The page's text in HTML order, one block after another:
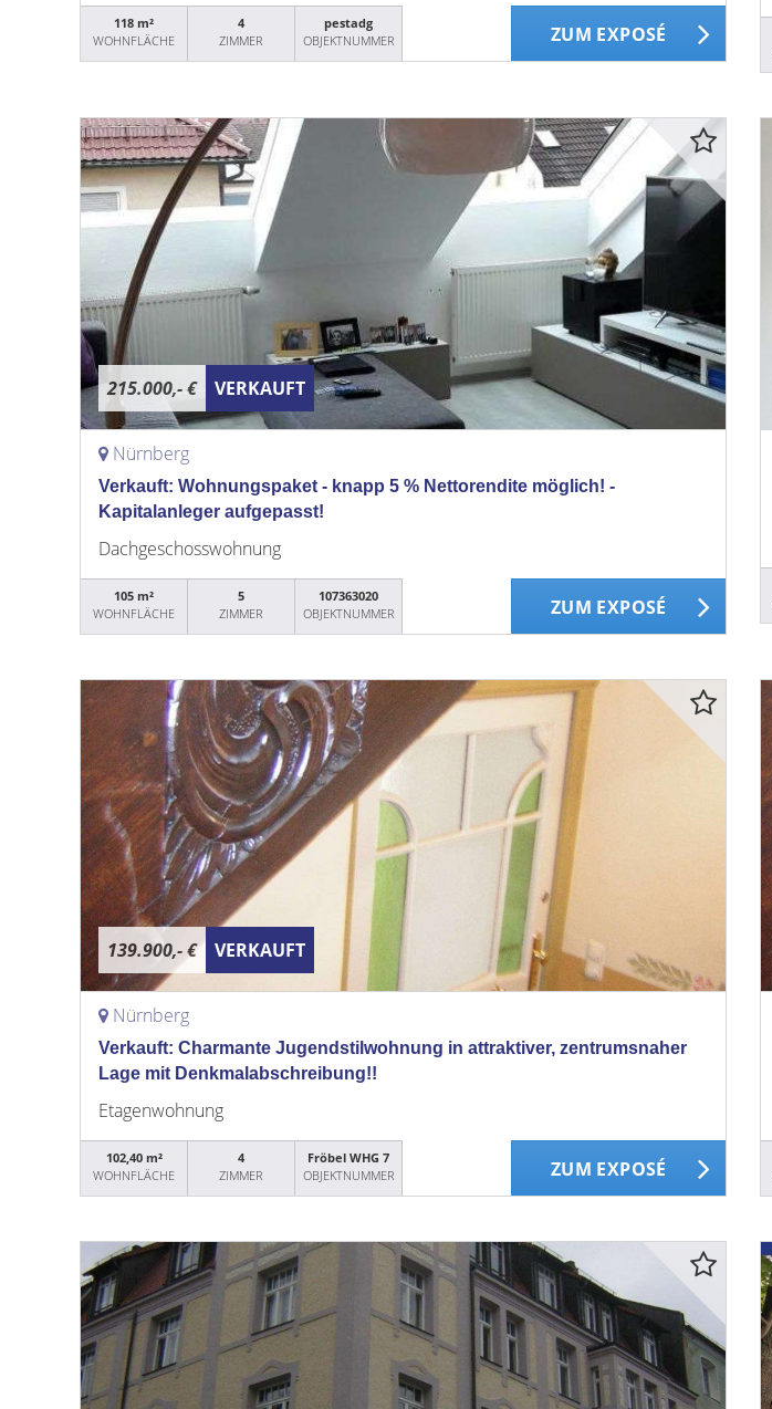
118 m²
WOHNFLÄCHE
4
ZIMMER
pestadg
OBJEKTNUMMER
ZUM EXPOSÉ
215.000,- € VERKAUFT
Nürnberg
Verkauft: Wohnungspaket - knapp 5 % Nettorendite möglich! -
Kapitalanleger aufgepasst!
Dachgeschosswohnung
105 m²
WOHNFLÄCHE
5
ZIMMER
107363020
OBJEKTNUMMER
ZUM EXPOSÉ
139.900,- € VERKAUFT
Nürnberg
Verkauft: Charmante Jugendstilwohnung in attraktiver, zentrumsnaher
Lage mit Denkmalabschreibung!!
Etagenwohnung
102,40 m²
WOHNFLÄCHE
4
ZIMMER
Fröbel WHG 7
OBJEKTNUMMER
ZUM EXPOSÉ